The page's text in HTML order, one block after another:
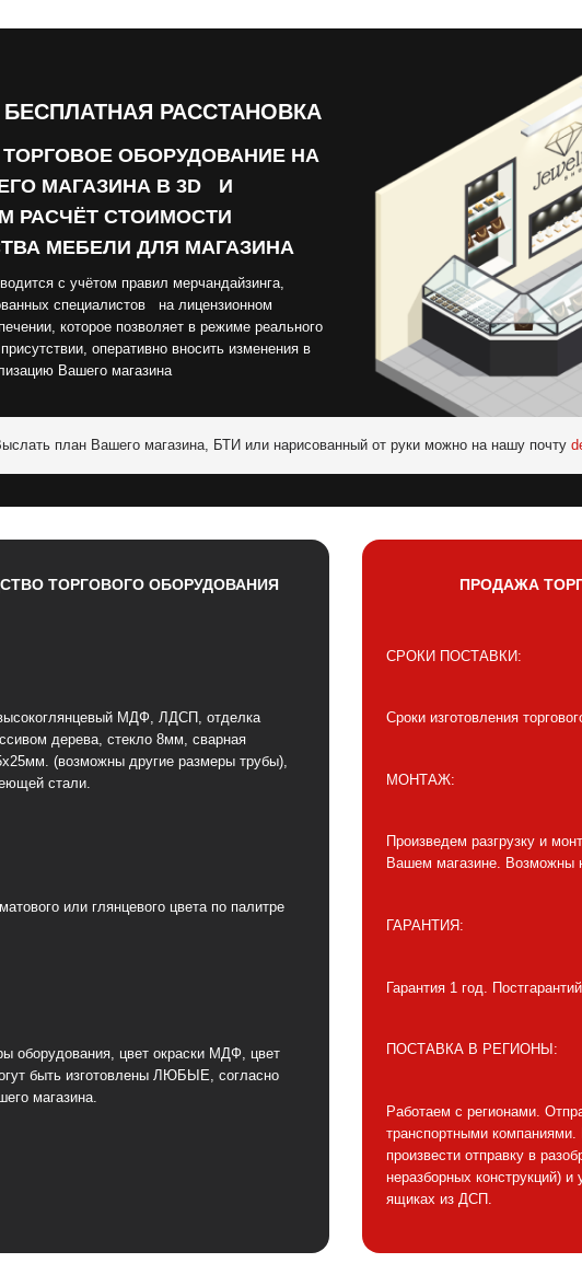
БЕСПЛАТНАЯ РАССТАНОВКА
ОБОРУДОВАНИЕ НА
МАГАЗИНА В 3D И
РАСЧЁТ СТОИМОСТИ
МЕБЕЛИ ДЛЯ МАГАЗИНА
с учётом правил мерчандайзинга,
специалистов на лицензионном
которое позволяет в режиме реального
оперативно вносить изменения в
Вашего магазина
план Вашего магазина, БТИ или нарисованный от руки можно на нашу почту
ТОРГОВОГО ОБОРУДОВАНИЯ
МДФ, ЛДСП, отделка
дерева, стекло 8мм, сварная
(возможны другие размеры трубы),
стали.
или глянцевого цвета по палитре
оборудования, цвет окраски МДФ, цвет
быть изготовлены ЛЮБЫЕ, согласно
магазина.
ПРОДАЖА
СРОКИ ПОСТАВКИ:
Сроки изготовления
МОНТАЖ:
Произведем разгрузку и
Вашем магазине. Возможны
ГАРАНТИЯ:
Гарантия 1 год.
ПОСТАВКА В РЕГИОНЫ:
Работаем с регионами.
транспортными
произвести отправку в
неразборных конструкций)
ящиках из ДСП.